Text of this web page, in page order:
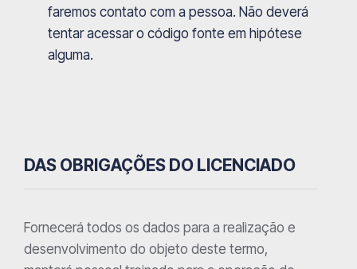
faremos contato com a pessoa. Não deverá
tentar acessar o código fonte em hipótese
alguma.
DAS OBRIGAÇÕES DO LICENCIADO
Fornecerá todos os dados para a realização e
desenvolvimento do objeto deste termo,